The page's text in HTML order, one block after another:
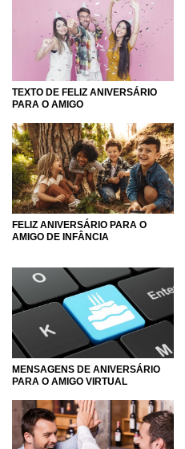
TEXTO DE FELIZ ANIVERSÁRIO
PARA O AMIGO
FELIZ ANIVERSÁRIO PARA O
AMIGO DE INFÂNCIA
MENSAGENS DE ANIVERSÁRIO
PARA O AMIGO VIRTUAL